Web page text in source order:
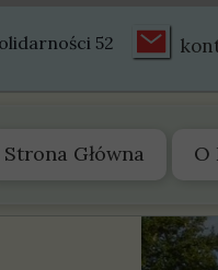
Strona Główna O
52